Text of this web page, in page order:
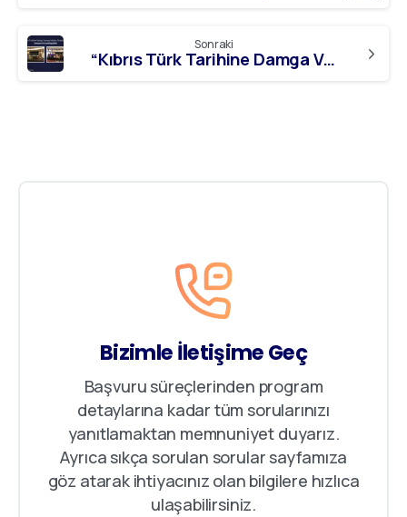
Sonraki
“Kıbrıs Türk Tarihine Damga Vurmuş İsimler: Mustafa Çağatay” Semineri Gerçekleştirildi
Bizimle İletişime Geç
Başvuru süreçlerinden program
detaylarına kadar tüm sorularınızı
yanıtlamaktan memnuniyet duyarız.
Ayrıca sıkça sorulan sorular sayfamıza
göz atarak ihtiyacınız olan bilgilere hızlıca
ulaşabilirsiniz.